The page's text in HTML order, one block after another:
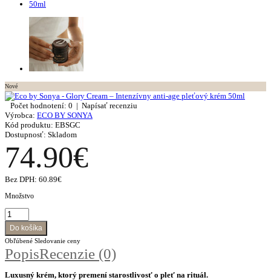
Nové
Počet hodnotení: 0 | Napísať recenziu
Výrobca: ECO BY SONYA
Kód produktu: EBSGC
Dostupnosť: Skladom
74.90€
Bez DPH: 60.89€
Množstvo
Obľúbené Sledovanie ceny
PopisRecenzie (0)
Luxusný krém, ktorý premení starostlivosť o pleť na rituál.